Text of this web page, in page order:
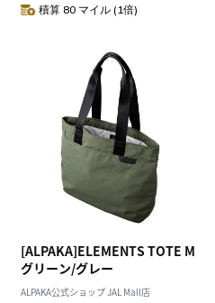
積算 80 マイル (1倍)
[ALPAKA]ELEMENTS TOTE M
グリーン/グレー
ALPAKA公式ショップ JAL Mall店